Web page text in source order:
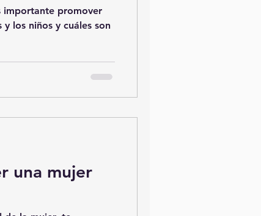
importante promover
los niños y cuáles son
una mujer